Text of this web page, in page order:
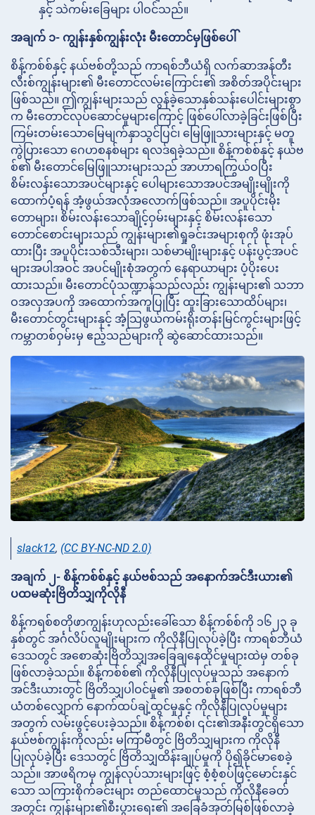
နှင့် သဲကမ်းခြေများ ပါဝင်သည်။
အချက် ၁- ကျွန်းနှစ်ကျွန်းလုံး မီးတောင်မှဖြစ်ပေါ်
စိန့်ကစ်စ်နှင့် နယ်ဗစ်တို့သည် ကာရစ်ဘီယံရှိ လက်ဆာအန်တီး
လီးစ်ကျွန်းများ၏ မီးတောင်လမ်းကြောင်း၏ အစိတ်အပိုင်းများ
ဖြစ်သည်။ ဤကျွန်းများသည် လွန်ခဲ့သောနှစ်သန်းပေါင်းများစွာ
က မီးတောင်လုပ်ဆောင်မှုများကြောင့် ဖြစ်ပေါ်လာခဲ့ခြင်းဖြစ်ပြီး
ကြမ်းတမ်းသောမြေမျက်နှာသွင်ပြင်၊ မြေဖြူသားများနှင့် မတူ
ကွဲပြားသော ဂေဟစနစ်များ ရလဒ်ရခဲ့သည်။ စိန့်ကစ်စ်နှင့် နယ်ဗ
စ်၏ မီးတောင်မြေဖြူသားများသည် အာဟာရကြွယ်ဝပြီး
စိမ်းလန်းသောအပင်များနှင့် ပေါများသောအပင်အမျိုးမျိုးကို
ထောက်ပံ့ရန် အံ့ဖွယ်အလုံအလောက်ဖြစ်သည်။ အပူပိုင်းမိုး
တောများ၊ စိမ်းလန်းသောချိုင့်ဝှမ်းများနှင့် စိမ်းလန်းသော
တောင်စောင်းများသည် ကျွန်းများ၏ရှုခင်းအများစုကို ဖုံးအုပ်
ထားပြီး အပူပိုင်းသစ်သီးများ၊ သစ်မာမျိုးများနှင့် ပန်းပွင့်အပင်
များအပါအဝင် အပင်မျိုးစုံအတွက် နေရာယာများ ပံ့ပိုးပေး
ထားသည်။ မီးတောင်ပုံသဏ္ဍာန်သည်လည်း ကျွန်းများ၏ သဘာ
ဝအလှအပကို အထောက်အကူပြုပြီး ထူးခြားသောထိပ်များ၊
မီးတောင်တွင်းများနှင့် အံ့သြဖွယ်ကမ်းရိုးတန်းမြင်ကွင်းများဖြင့်
ကမ္ဘာတစ်ဝှမ်းမှ ဧည့်သည်များကို ဆွဲဆောင်ထားသည်။
slack12, (CC BY-NC-ND 2.0)
အချက် ၂- စိန့်ကစ်စ်နှင့် နယ်ဗစ်သည် အနောက်အင်ဒီးယား၏
ပထမဆုံးဗြိတိသျှကိုလိုနီ
စိန့်ကရစ်စတိုဖာကျွန်းဟုလည်းခေါ်သော စိန့်ကစ်စ်ကို ၁၆၂၃ ခု
နှစ်တွင် အင်္ဂလိပ်လူမျိုးများက ကိုလိုနီပြုလုပ်ခဲ့ပြီး ကာရစ်ဘီယံ
ဒေသတွင် အစောဆုံးဗြိတိသျှအခြေချနေထိုင်မှုများထဲမှ တစ်ခု
ဖြစ်လာခဲ့သည်။ စိန့်ကစ်စ်၏ ကိုလိုနီပြုလုပ်မှုသည် အနောက်
အင်ဒီးယားတွင် ဗြိတိသျှပါဝင်မှု၏ အစတစ်ခုဖြစ်ပြီး ကာရစ်ဘီ
ယံတစ်လျှောက် နောက်ထပ်ချဲ့ထွင်မှုနှင့် ကိုလိုနီပြုလုပ်မှုများ
အတွက် လမ်းဖွင့်ပေးခဲ့သည်။ စိန့်ကစ်စ်၊ ၎င်း၏အနီးတွင်ရှိသော
နယ်ဗစ်ကျွန်းကိုလည်း မကြာမီတွင် ဗြိတိသျှများက ကိုလိုနီ
ပြုလုပ်ခဲ့ပြီး ဒေသတွင် ဗြိတိသျှထိန်းချုပ်မှုကို ပို၍ခိုင်မာစေခဲ့
သည်။ အာဖရိကမှ ကျွန်လုပ်သားများဖြင့် စံ့စံ့စပ်ဖြင့်မောင်းနှင်
သော သကြားစိုက်ခင်းများ တည်ထောင်မှုသည် ကိုလိုနီခေတ်
အတွင်း ကျွန်းများ၏စီးပွားရေး၏ အခြေခံအုတ်မြစ်ဖြစ်လာခဲ့